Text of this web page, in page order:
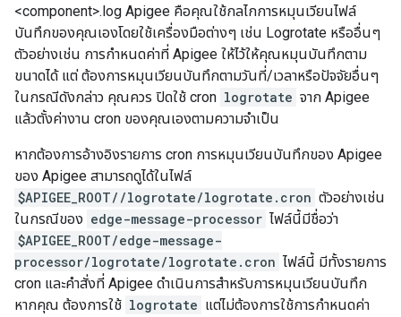
<component>.log Apigee คือคุณใช้กลไกการหมุนเวียนไฟล์
บันทึกของคุณเองโดยใช้เครื่องมือต่างๆ เช่น Logrotate หรืออื่นๆ
ตัวอย่างเช่น การกำหนดค่าที่ Apigee ให้ไว้ให้คุณหมุนบันทึกตาม
ขนาดได้ แต่ ต้องการหมุนเวียนบันทึกตามวันที่/เวลาหรือปัจจัยอื่นๆ
ในกรณีดังกล่าว คุณควร ปิดใช้ cron logrotate จาก Apigee
แล้วตั้งค่างาน cron ของคุณเองตามความจำเป็น
หากต้องการอ้างอิงรายการ cron การหมุนเวียนบันทึกของ Apigee
ของ Apigee สามารถดูได้ในไฟล์
$APIGEE_ROOT/ /logrotate/logrotate.cron ตัวอย่างเช่น
ในกรณีของ edge-message-processor ไฟล์นี้มีชื่อว่า
$APIGEE_ROOT/edge-message-
processor/logrotate/logrotate.cron ไฟล์นี้ มีทั้งรายการ
cron และคำสั่งที่ Apigee ดำเนินการสำหรับการหมุนเวียนบันทึก
หากคุณ ต้องการใช้ logrotate แต่ไม่ต้องการใช้การกำหนดค่า